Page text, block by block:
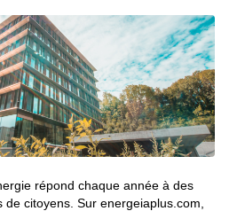
répond chaque année à des
citoyens. Sur energeiaplus.com,